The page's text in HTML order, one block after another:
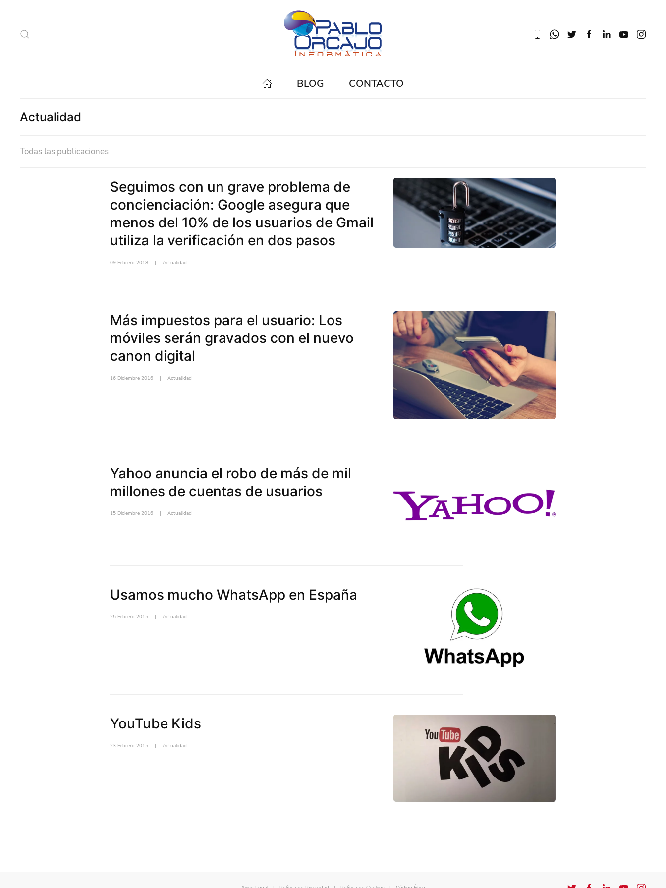
BLOG CONTACTO
Actualidad
Todas las publicaciones
Seguimos con un grave problema de
concienciación: Google asegura que
menos del 10% de los usuarios de Gmail
utiliza la verificación en dos pasos
09 Febrero 2018 | Actualidad
Más impuestos para el usuario: Los
móviles serán gravados con el nuevo
canon digital
16 Diciembre 2016 | Actualidad
Yahoo anuncia el robo de más de mil
millones de cuentas de usuarios
15 Diciembre 2016 | Actualidad
Usamos mucho WhatsApp en España
25 Febrero 2015 | Actualidad
YouTube Kids
23 Febrero 2015 | Actualidad